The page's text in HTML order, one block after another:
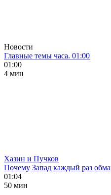
Новости
Главные темы часа. 01:00
01:00
4 мин
Хазин и Пучков
Почему Запад каждый раз
01:04
50 мин